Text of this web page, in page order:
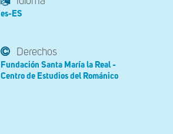
es-ES
Derechos
Fundación Santa María la Real -
Centro de Estudios del Románico